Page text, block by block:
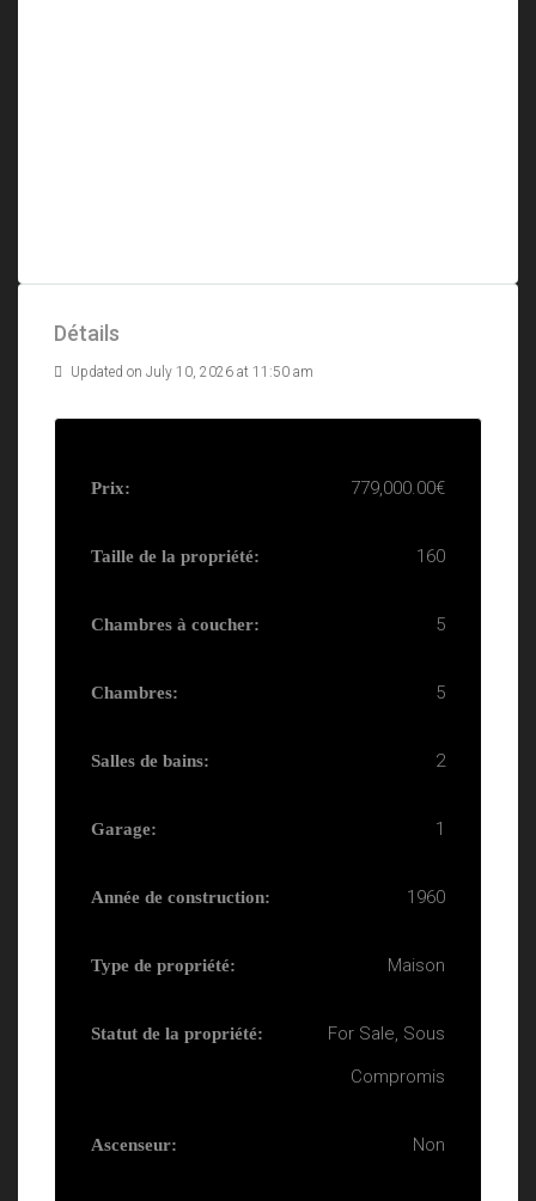
Détails
Updated on July 10, 2026 at 11:50 am
Prix: 779,000.00€
Taille de la propriété: 160
Chambres à coucher: 5
Chambres: 5
Salles de bains: 2
Garage: 1
Année de construction: 1960
Type de propriété: Maison
Statut de la propriété:
For Sale, Sous
Compromis
Ascenseur: Non